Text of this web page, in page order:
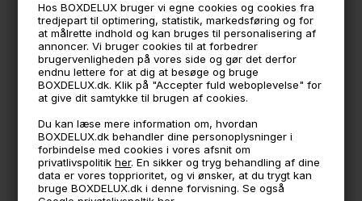
Hos BOXDELUX bruger vi egne cookies og cookies fra
tredjepart til optimering, statistik, markedsføring og for
at målrette indhold og kan bruges til personalisering af
annoncer. Vi bruger cookies til at forbedrer
brugervenligheden på vores side og gør det derfor
endnu lettere for at dig at besøge og bruge
BOXDELUX.dk. Klik på "Accepter fuld weboplevelse" for
at give dit samtykke til brugen af cookies.
Du kan læse mere information om, hvordan
BOXDELUX.dk behandler dine personoplysninger i
forbindelse med cookies i vores afsnit om
privatlivspolitikher. En sikker og tryg behandling af dine
data er vores topprioritet, og vi ønsker, at du trygt kan
bruge BOXDELUX.dk i denne forvisning. Se også
Håndlavet i EU - Små uregelmæssigheder kan forekomme.
(tykkelsen på akrylen er ca. 3mm.)
Akryl rengøres forsigtigt med en blød fugtig klud for at
undgå ridser.Brug aldrig sprit eller andre kemiske
rengøringsmidler
🕚 Bestil inden 11 & vi sender samme dag på hverdage
🧺 Kan du lægge varen i kurven, er den på lager
🌟 4,9 med over 1200 anmeldelser ★★★★★